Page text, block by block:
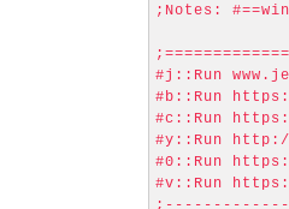
;Notes:
#j::Run
#b::Run
#c::Run
#y::Run http://
#0::Run
#v::Run